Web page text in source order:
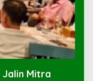
Jalin Mitra